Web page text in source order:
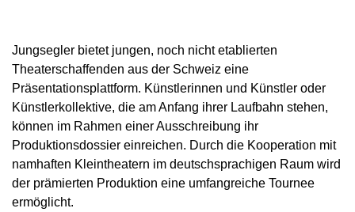
Jungsegler bietet jungen, noch nicht etablierten
Theaterschaffenden aus der Schweiz eine
Präsentationsplattform. Künstlerinnen und Künstler oder
Künstlerkollektive, die am Anfang ihrer Laufbahn stehen,
können im Rahmen einer Ausschreibung ihr
Produktionsdossier einreichen. Durch die Kooperation mit
namhaften Kleintheatern im deutschsprachigen Raum wird
der prämierten Produktion eine umfangreiche Tournee
ermöglicht.